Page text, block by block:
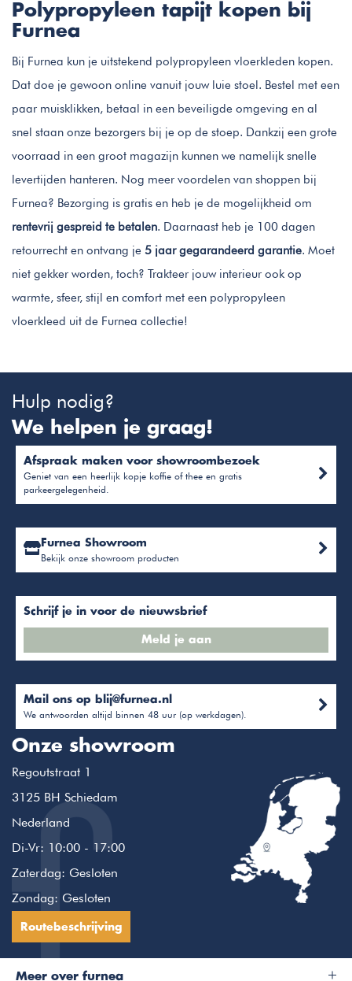
Polypropyleen tapijt kopen bij
Furnea
Bij Furnea kun je uitstekend polypropyleen vloerkleden kopen.
Dat doe je gewoon online vanuit jouw luie stoel. Bestel met een
paar muisklikken, betaal in een beveiligde omgeving en al
snel staan onze bezorgers bij je op de stoep. Dankzij een grote
voorraad in een groot magazijn kunnen we namelijk snelle
levertijden hanteren. Nog meer voordelen van shoppen bij
Furnea? Bezorging is gratis en heb je de mogelijkheid om
rentevrij gespreid te betalen. Daarnaast heb je 100 dagen
retourrecht en ontvang je 5 jaar gegarandeerd garantie. Moet
niet gekker worden, toch? Trakteer jouw interieur ook op
warmte, sfeer, stijl en comfort met een polypropyleen
vloerkleed uit de Furnea collectie!
Hulp nodig?
We helpen je graag!
Afspraak maken voor showroombezoek
Geniet van een heerlijk kopje koffie of thee en gratis
parkeergelegenheid.
Furnea Showroom
Bekijk onze showroom producten
Schrijf je in voor de nieuwsbrief
Meld je aan
Mail ons op blij@furnea.nl
We antwoorden altijd binnen 48 uur (op werkdagen).
Onze showroom
Regoutstraat 1
3125 BH Schiedam
Nederland
Di-Vr: 10:00 - 17:00
Zaterdag: Gesloten
Zondag: Gesloten
Routebeschrijving
Meer over furnea